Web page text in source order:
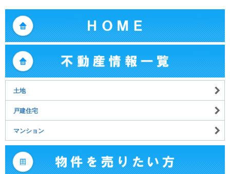
土地
戸建住宅
マンション